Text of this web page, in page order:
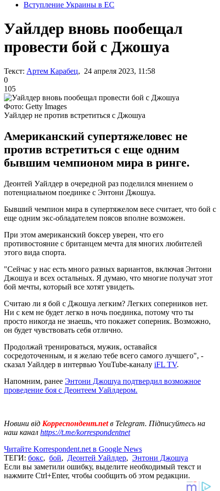
Вступление Украины в ЕС
Уайлдер вновь пообещал
провести бой с Джошуа
Текст: Артем Карабец, 24 апреля 2023, 11:58
0
105
Фото: Getty Images
Уайлдер не против встретиться с Джошуа
Американский супертяжеловес не
против встретиться с еще одним
бывшим чемпионом мира в ринге.
Деонтей Уайлдер в очередной раз поделился мнением о
потенциальном поединке с Энтони Джошуа.
Бывший чемпион мира в супертяжелом весе считает, что бой с
еще одним экс-обладателем поясов вполне возможен.
При этом американский боксер уверен, что его
противостояние с британцем мечта для многих любителей
этого вида спорта.
"Сейчас у нас есть много разных вариантов, включая Энтони
Джошуа и всех остальных. Я думаю, что многие получат этот
бой мечты, который все хотят увидеть.
Считаю ли я бой с Джошуа легким? Легких соперников нет.
Ни с кем не будет легко в ночь поединка, потому что ты
просто никогда не знаешь, что покажет соперник. Возможно,
он будет чувствовать себя отлично.
Продолжай тренироваться, мужик, оставайся
сосредоточенным, и я желаю тебе всего самого лучшего", -
сказал Уайлдер в интервью YouTube-каналу iFL TV.
Напомним, ранее Энтони Джошуа подтвердил возможное
проведение боя с Деонтеем Уайлдером.
Новини від Корреспондент.netв Telegram. Підписуйтесь на
наш канал https://t.me/korrespondentnet
Читайте Korrespondent.net в Google News
ТЕГИ: бокс, бой, Деонтей Уайлдер, Энтони Джошуа
Если вы заметили ошибку, выделите необходимый текст и
нажмите Ctrl+Enter, чтобы сообщить об этом редакции.